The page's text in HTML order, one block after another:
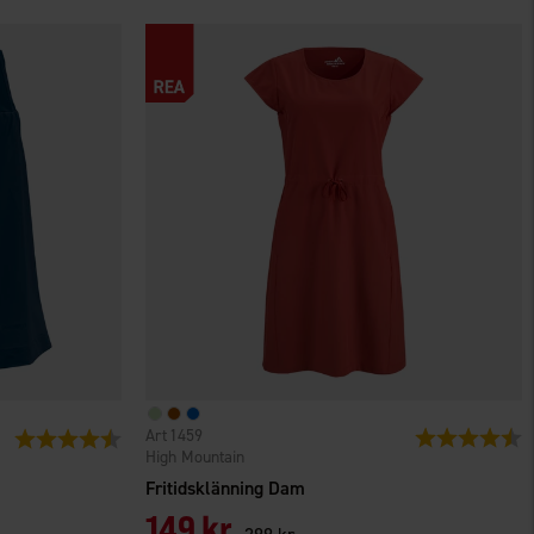
Betyg: 4.7 utav 5 stjärnor
Fritidsklänning Dam
High Mountain
1459 Betyg: